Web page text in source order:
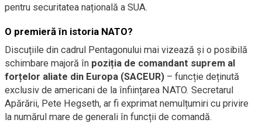
pentru securitatea națională a SUA.
O premieră în istoria NATO?
Discuțiile din cadrul Pentagonului mai vizează și o posibilă
schimbare majoră în poziția de comandant suprem al
forțelor aliate din Europa (SACEUR) – funcție deținută
exclusiv de americani de la înființarea NATO. Secretarul
Apărării, Pete Hegseth, ar fi exprimat nemulțumiri cu privire
la numărul mare de generali în funcții de comandă.